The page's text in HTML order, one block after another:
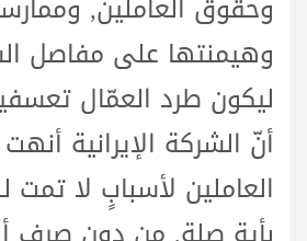
وهيمنتها على مفاصل
ليكون طرد العمّال
أنّ الشركة الإيرانية
العاملين لأسبابٍ لا تمت